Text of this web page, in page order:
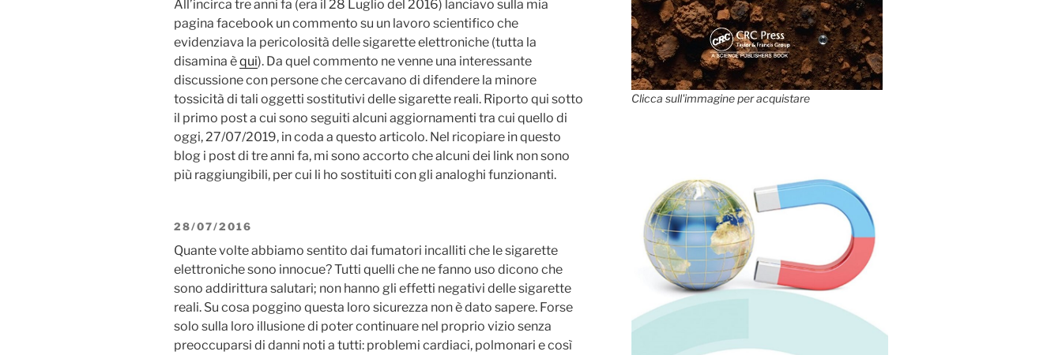
All’incirca tre anni fa (era il 28 Luglio del 2016) lanciavo sulla mia
pagina facebook un commento su un lavoro scientifico che
evidenziava la pericolosità delle sigarette elettroniche (tutta la
disamina èqui). Da quel commento ne venne una interessante
discussione con persone che cercavano di difendere la minore
tossicità di tali oggetti sostitutivi delle sigarette reali. Riporto qui sotto
il primo post a cui sono seguiti alcuni aggiornamenti tra cui quello di
oggi, 27/07/2019, in coda a questo articolo. Nel ricopiare in questo
blog i post di tre anni fa, mi sono accorto che alcuni dei link non sono
più raggiungibili, per cui li ho sostituiti con gli analoghi funzionanti.
28/07/2016
Quante volte abbiamo sentito dai fumatori incalliti che le sigarette
elettroniche sono innocue? Tutti quelli che ne fanno uso dicono che
sono addirittura salutari; non hanno gli effetti negativi delle sigarette
reali. Su cosa poggino questa loro sicurezza non è dato sapere. Forse
solo sulla loro illusione di poter continuare nel proprio vizio senza
preoccuparsi di danni noti a tutti: problemi cardiaci, polmonari e così
Clicca sull'immagine per acquistare